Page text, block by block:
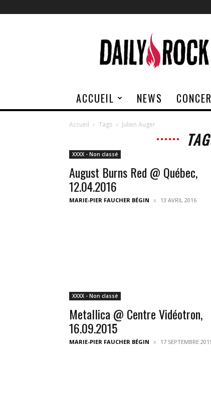
Rock
ACCUEIL NEWS
Accueil Tags Julien Auger
XXXX - Non classé
August Burns Red @ Québec,
12.04.2016
MARIE-PIER FAUCHER BÉGIN 13 AVRIL 2016
XXXX - Non classé
Metallica @ Centre Vidéotron,
16.09.2015
MARIE-PIER FAUCHER BÉGIN 17 SEPTEMBRE